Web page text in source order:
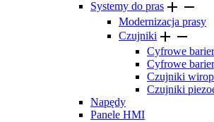
Systemy do pras  
Modernizacja prasy
Czujniki  
Cyfrowe
Cyfrowe
Czujniki
Czujniki
Napędy
Panele HMI